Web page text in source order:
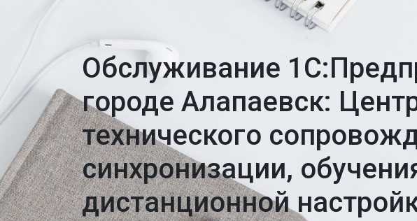
Обслуживание
городе Алапаевск:
технического
синхронизации,
дистанционной